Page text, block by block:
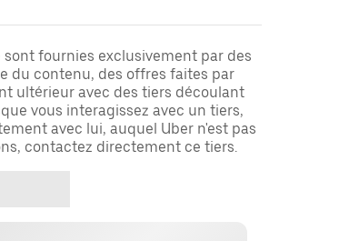
fournies exclusivement par des
du contenu, des offres faites par
ultérieur avec des tiers découlant
vous interagissez avec un tiers,
avec lui, auquel Uber n'est pas
contactez directement ce tiers.